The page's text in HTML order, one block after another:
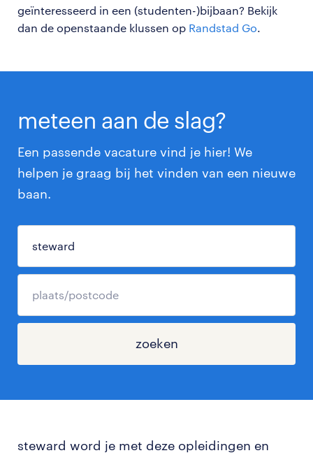
geïnteresseerd in een (studenten-)bijbaan? Bekijk
dan de openstaande klussen op Randstad Go
meteen aan de slag?
Een passende vacature vind je hier! We
helpen je graag bij het vinden van een nieuwe
baan.
zoeken
steward word je met deze opleidingen en